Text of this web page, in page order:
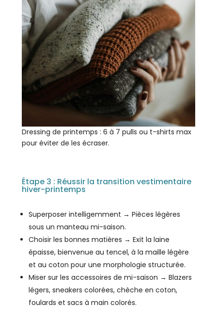
Dressing de printemps : 6 à 7 pulls ou t-shirts max
pour éviter de les écraser.
Étape 3 : Réussir la transition vestimentaire
hiver-printemps
Superposer intelligemment → Pièces légères
sous un manteau mi-saison.
Choisir les bonnes matières → Exit la laine
épaisse, bienvenue au tencel, à la maille légère
et au coton pour une morphologie structurée.
Miser sur les accessoires de mi-saison → Blazers
légers, sneakers colorées, chèche en coton,
foulards et sacs à main colorés.